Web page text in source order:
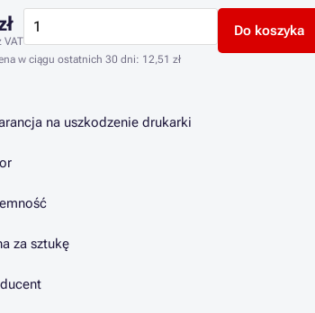
VAT
Do koszyka
w ciągu ostatnich 30 dni: 12,51 zł
na uszkodzenie drukarki
za sztukę